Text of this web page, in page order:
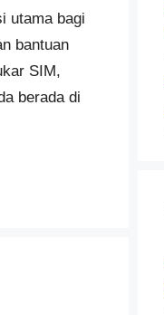
utama bagi
bantuan
SIM,
berada di